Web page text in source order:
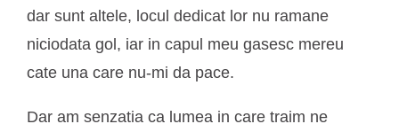
dar sunt altele, locul dedicat lor nu ramane
niciodata gol, iar in capul meu gasesc mereu
cate una care nu-mi da pace.
Dar am senzatia ca lumea in care traim ne